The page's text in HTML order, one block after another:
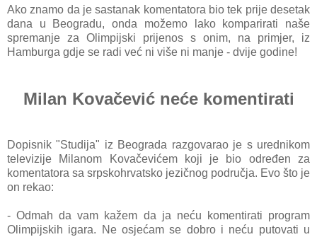
Ako znamo da je sastanak komentatora bio tek prije desetak
dana u Beogradu, onda možemo lako komparirati naše
spremanje za Olimpijski prijenos s onim, na primjer, iz
Hamburga gdje se radi već ni više ni manje - dvije godine!
Milan Kovačević neće komentirati
Dopisnik "Studija" iz Beograda razgovarao je s urednikom
televizije Milanom Kovačevićem koji je bio određen za
komentatora sa srpskohrvatsko jezičnog područja. Evo što je
on rekao:
- Odmah da vam kažem da ja neću komentirati program
Olimpijskih igara. Ne osjećam se dobro i neću putovati u